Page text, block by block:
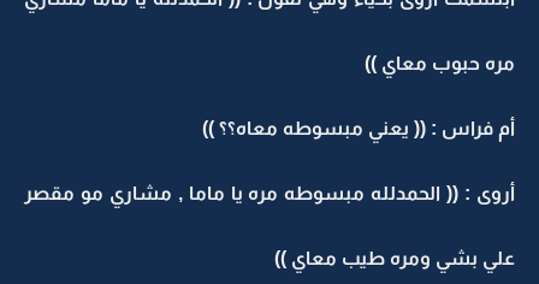
مره حبوب معاي ))
أم فراس : (( يعني مبسوطه معاه؟؟ ))
أروى : (( الحمدلله مبسوطه مره يا ماما , مشاري مو مقصر
علي بشي ومره طيب معاي ))